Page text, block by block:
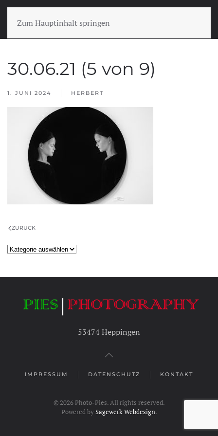
Zum Hauptinhalt springen
30.06.21 (5 von 9)
1. JUNI 2024 HERBERT
ZURÜCK
Kategorien
53474 Heppingen
IMPRESSUM DATENSCHUTZ KONTAKT
© 2026Photo-Pies. All rights reserved.
Powered bySagewerk Webdesign.